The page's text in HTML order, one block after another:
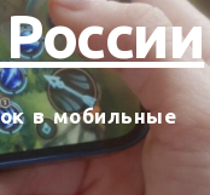
в мобильные